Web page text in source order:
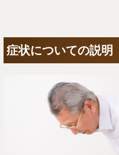
症状についての説明